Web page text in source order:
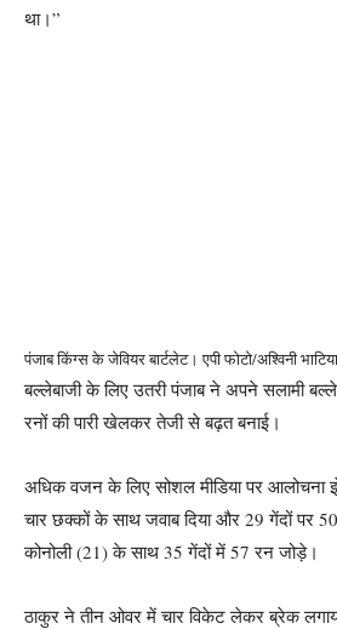
था।”
पंजाब किंग्स के जेवियर बार्टलेट। एपी फोटो/अश्विनी भाटिया
बल्लेबाजी के लिए उतरी पंजाब ने अपने सलामी
रनों की पारी खेलकर तेजी से बढ़त बनाई।
अधिक वजन के लिए सोशल मीडिया पर आलोचना
चार छक्कों के साथ जवाब दिया और 29 गेंदों पर
कोनोली (21) के साथ 35 गेंदों में 57 रन जोड़े।
ठाकुर ने तीन ओवर में चार विकेट लेकर ब्रेक